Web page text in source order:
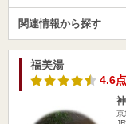
関連情報から探す
福美湯
4.6点
京